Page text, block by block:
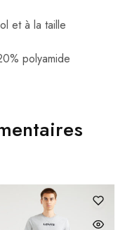
et à la taille
polyamide